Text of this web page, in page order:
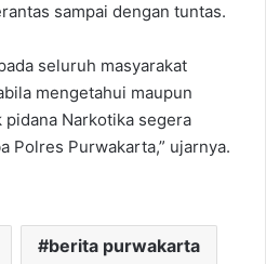
sampai dengan tuntas.
seluruh masyarakat
mengetahui maupun
pidana Narkotika segera
Polres Purwakarta,” ujarnya.
berita purwakarta